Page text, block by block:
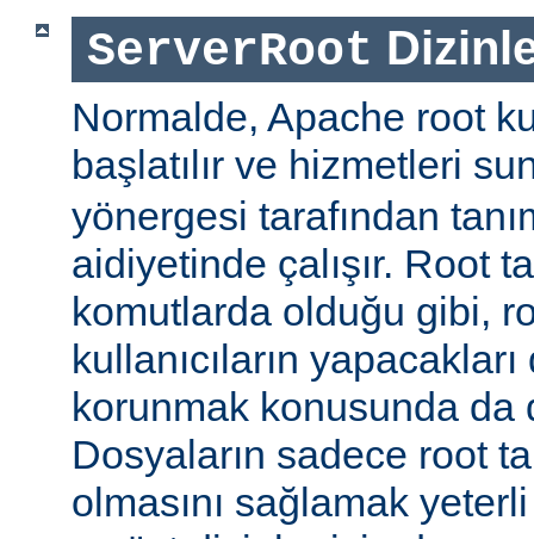
ServerRoot
Normalde, Apache root
başlatılır ve hizmetleri
yönergesi tarafından
aidiyetinde çalışır. Root
komutlarda olduğu gibi,
kullanıcıların
korunmak konusunda da
Dosyaların sadece root
olmasını sağlamak